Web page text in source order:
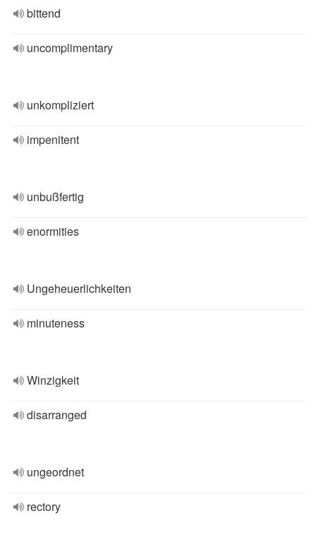
bittend
uncomplimentary
unkompliziert
impenitent
unbußfertig
enormities
Ungeheuerlichkeiten
minuteness
Winzigkeit
disarranged
ungeordnet
rectory